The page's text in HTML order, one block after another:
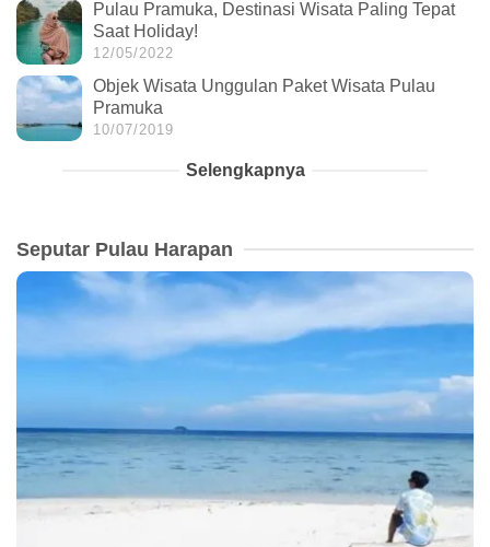
Pulau Pramuka, Destinasi Wisata Paling Tepat
Saat Holiday!
12/05/2022
Objek Wisata Unggulan Paket Wisata Pulau
Pramuka
10/07/2019
Selengkapnya
Seputar Pulau Harapan